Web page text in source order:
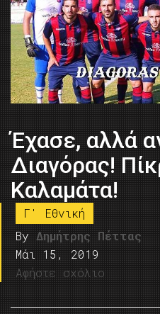
Έχασε, αλλά
Διαγόρας!
Καλαμάτα!
Γ' Εθνική
By Δημήτρης Πέττας
Μάι 15, 2019
Αφήστε σχόλιο